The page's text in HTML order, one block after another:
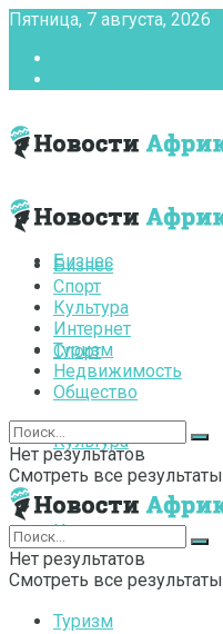
Пятница, 7 августа, 2026
Бизнес
Спорт
Культура
Интернет
Туризм
Бизнес
Спорт
Культура
Интернет
Туризм
Недвижимость
Общество
Нет результатов
Смотреть все результаты
Нет результатов
Смотреть все результаты